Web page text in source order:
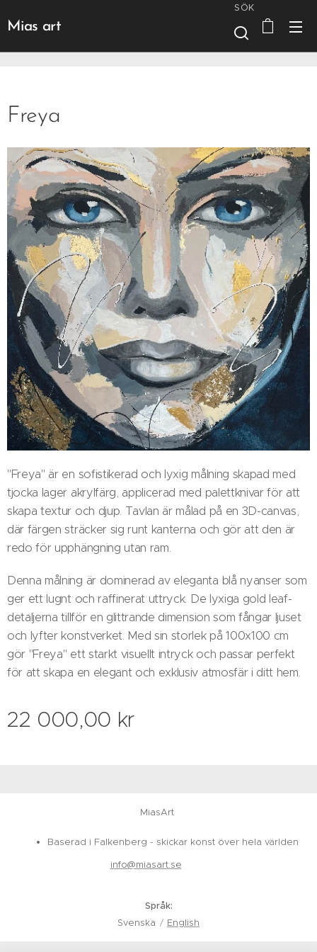
Mias art
SÖK
Freya
"Freya" är en sofistikerad och lyxig målning skapad med
tjocka lager akrylfärg, applicerad med palettknivar för att
skapa textur och djup. Tavlan är målad på en 3D-canvas,
där färgen sträcker sig runt kanterna och gör att den är
redo för upphängning utan ram.
Denna målning är dominerad av eleganta blå nyanser som
ger ett lugnt och raffinerat uttryck. De lyxiga gold leaf-
detaljerna tillför en glittrande dimension som fångar ljuset
och lyfter konstverket. Med sin storlek på 100x100 cm
gör "Freya" ett starkt visuellt intryck och passar perfekt
för att skapa en elegant och exklusiv atmosfär i ditt hem.
22 000,00 kr
MiasArt
Baserad i Falkenberg - skickar konst över hela världen
info@miasart.se
Språk
Svenska
English